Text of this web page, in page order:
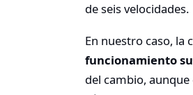
de seis velocidades.
En nuestro caso, la
funcionamiento
del cambio,